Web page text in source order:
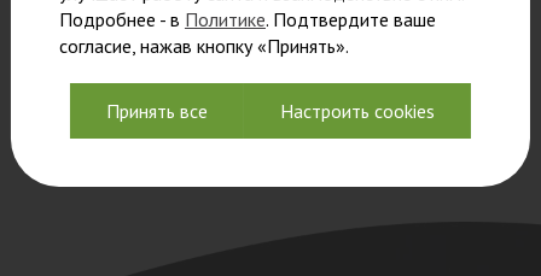
Валерия
Александровна
Психолог-
консультант,
куратор учебных
групп
Подробнее - в Политике. Подтвердите ваше
согласие, нажав кнопку «Принять».
Принять все Настроить cookies